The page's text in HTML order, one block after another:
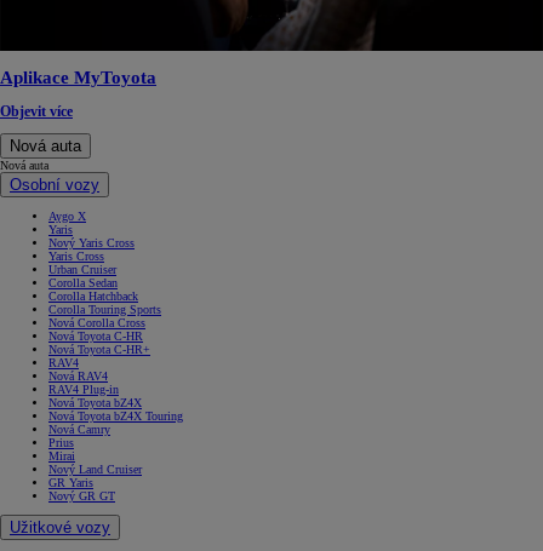
Aplikace MyToyota
Objevit více
Nová auta
Nová auta
Osobní vozy
Aygo X
Yaris
Nový Yaris Cross
Yaris Cross
Urban Cruiser
Corolla Sedan
Corolla Hatchback
Corolla Touring Sports
Nová Corolla Cross
Nová Toyota C-HR
Nová Toyota C-HR+
RAV4
Nová RAV4
RAV4 Plug-in
Nová Toyota bZ4X
Nová Toyota bZ4X Touring
Nová Camry
Prius
Mirai
Nový Land Cruiser
GR Yaris
Nový GR GT
Užitkové vozy